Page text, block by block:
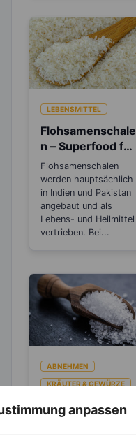
anpassen
LEBENSMITTEL
Flohsamenschale
n – Superfood für
die Gesundheit
und beim
Abnehmen
Flohsamenschalen
werden hauptsächlich
in Indien und Pakistan
angebaut und als
Lebens- und Heilmittel
vertrieben. Bei...
ABNEHMEN
KRÄUTER & GEWÜRZE
Salz – Die
Abnehmbremse